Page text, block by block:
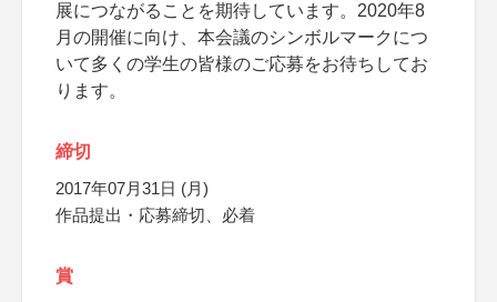
展につながることを期待しています。2020年8
月の開催に向け、本会議のシンボルマークにつ
いて多くの学生の皆様のご応募をお待ちしてお
ります。
締切
2017年07月31日 (月)
作品提出・応募締切、必着
賞